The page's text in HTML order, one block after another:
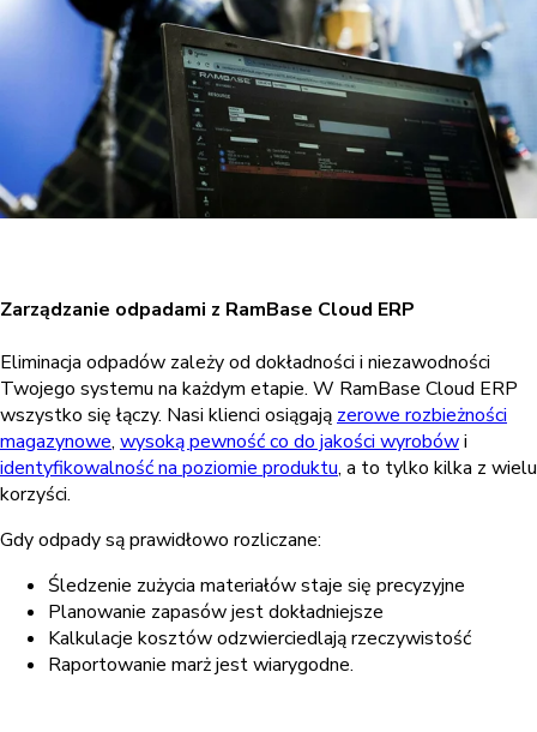
Zarządzanie odpadami z RamBase Cloud ERP
Eliminacja odpadów zależy od dokładności i niezawodności
Twojego systemu na każdym etapie. W RamBase Cloud ERP
wszystko się łączy. Nasi klienci osiągają zerowe rozbieżności
magazynowe, wysoką pewność co do jakości wyrobówi
identyfikowalność na poziomie produktu, a to tylko kilka z wielu
korzyści.
Gdy odpady są prawidłowo rozliczane:
Śledzenie zużycia materiałów staje się precyzyjne
Planowanie zapasów jest dokładniejsze
Kalkulacje kosztów odzwierciedlają rzeczywistość
Raportowanie marż jest wiarygodne.